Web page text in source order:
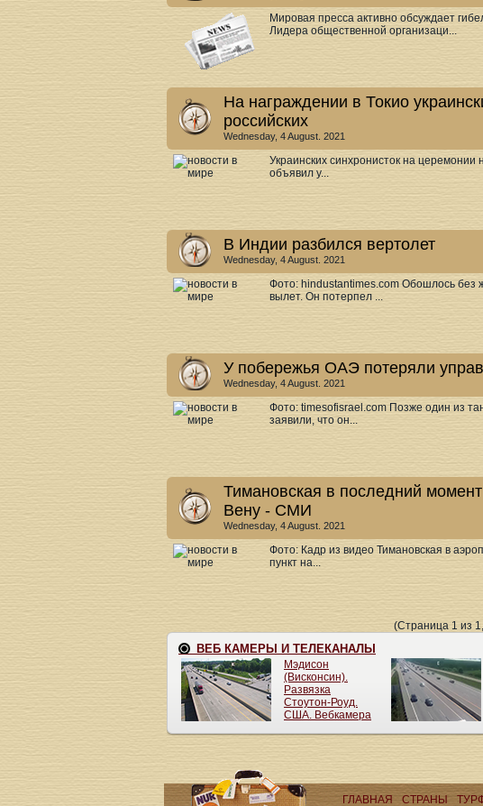
Мировая пресса активно обсуждает
Лидера общественной организаци...
На награждении в Токио
российских
Wednesday, 4 August. 2021
Украинских синхронисток на церемонии
объявил у...
В Индии разбился вертолет
Wednesday, 4 August. 2021
Фото: hindustantimes.com Обошлось
вылет. Он потерпел ...
У побережья ОАЭ потеряли
Wednesday, 4 August. 2021
Фото: timesofisrael.com Позже один из
заявили, что он...
Тимановская в последний
Вену - СМИ
Wednesday, 4 August. 2021
Фото: Кадр из видео Тимановская в
пункт на...
(Страница 1 из
ГЛАВНАЯ СТРАНЫ